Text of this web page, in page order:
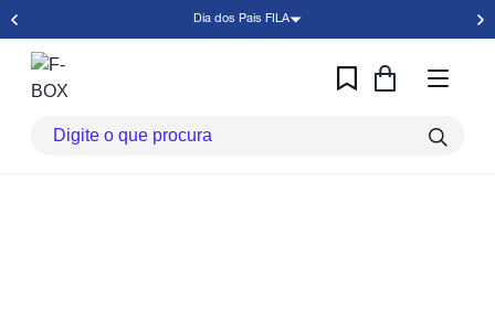
Dia dos Pais FILA